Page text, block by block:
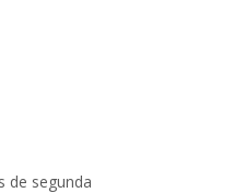
de segunda